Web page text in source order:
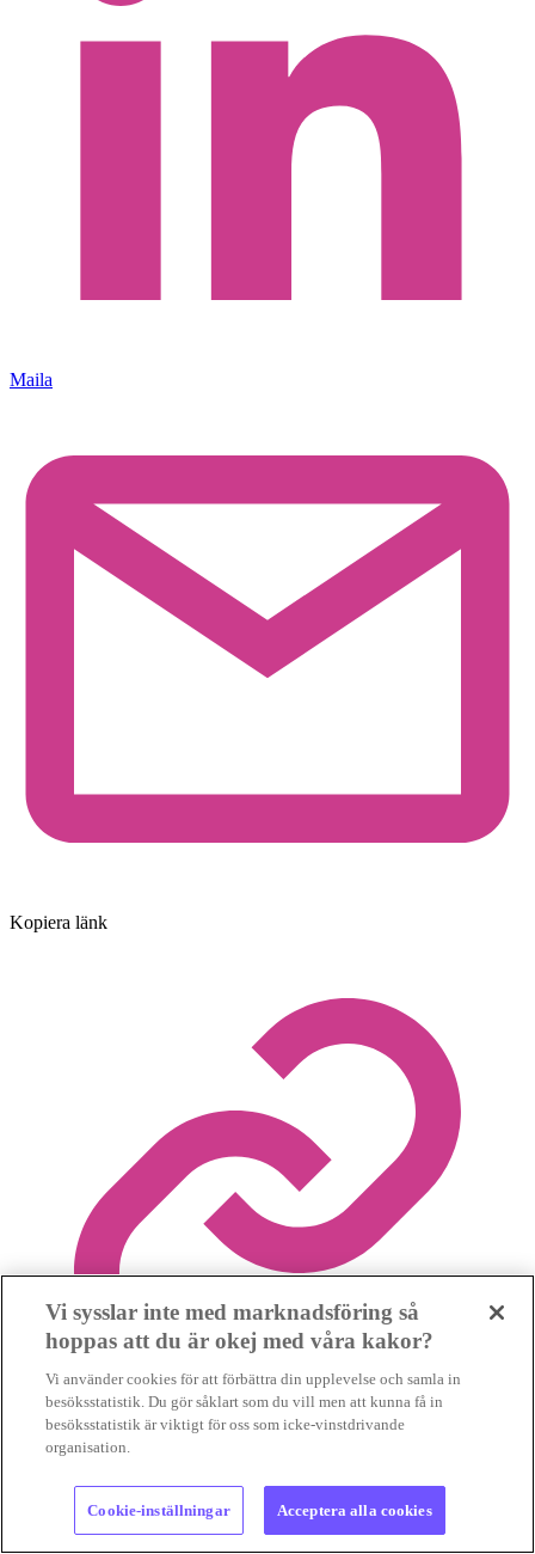
Maila
Kopiera länk
Vi sysslar inte med marknadsföring så
hoppas att du är okej med våra kakor?
Vi använder cookies för att förbättra din upplevelse och samla in
besöksstatistik. Du gör såklart som du vill men att kunna få in
besöksstatistik är viktigt för oss som icke-vinstdrivande
organisation.
Cookie-inställningar Acceptera alla cookies